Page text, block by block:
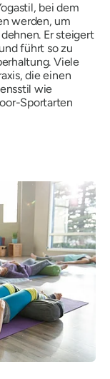
bei dem
werden, um
Er steigert
führt so zu
Viele
die einen
wie
Sportarten